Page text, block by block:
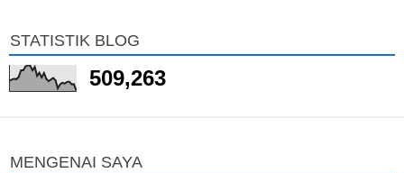
STATISTIK BLOG
509,263
MENGENAI SAYA